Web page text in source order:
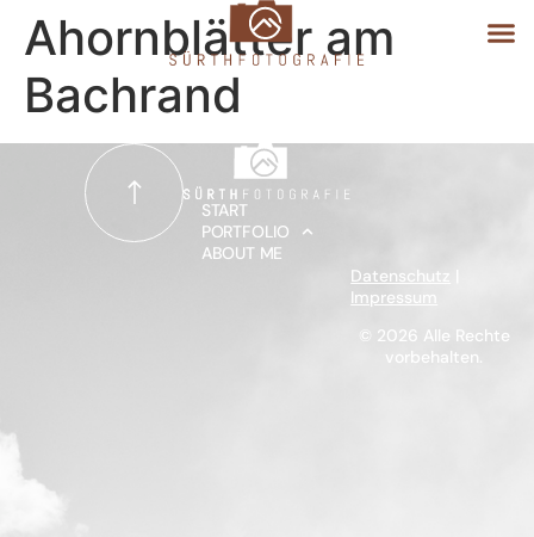
START
PORTFOLIO
Ahornblätter am
Bachrand
Datenschutz |
Impressum
© 2026 Alle Rechte
vorbehalten.
START
PORTFOLIO
ABOUT ME